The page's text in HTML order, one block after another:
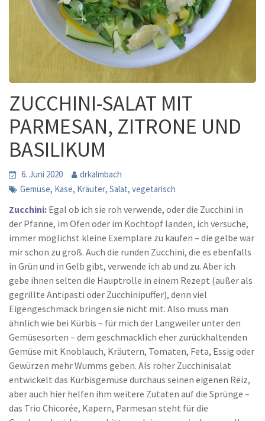
ZUCCHINI-SALAT MIT
PARMESAN, ZITRONE UND
BASILIKUM
6. Juni 2020
drkalmbach
Gemüse, Käse, Kräuter, Salat, vegetarisch
Zucchini: Egal ob ich sie roh verwende, oder die Zucchini in
der Pfanne, im Ofen oder im Kochtopf landen, ich versuche,
immer möglichst kleine Exemplare zu kaufen – die gelbe war
mir schon zu groß. Auch die runden Zucchini, die es ebenfalls
in Grün und in Gelb gibt, verwende ich ab und zu. Aber ich
gebe ihnen selten die Hauptrolle in einem Rezept (außer als
gegrillte Antipasti oder Zucchinipuffer), denn viel
Eigengeschmack bringen sie nicht mit. Also muss man
ähnlich wie bei Kürbis – für mich der Langweiler unter den
Gemüsesorten – dem geschmacklich eher zurückhaltenden
Gemüse mit Knoblauch, Kräutern, Tomaten, Feta, Essig oder
Gewürzen mehr Wumms geben. Als roher Zucchinisalat
entwickelt das Kürbisgemüse durchaus seinen eigenen Reiz,
aber auch hier helfen ihm weitere Zutaten auf die Sprünge –
das Trio Chicorée, Kapern, Parmesan steht für die